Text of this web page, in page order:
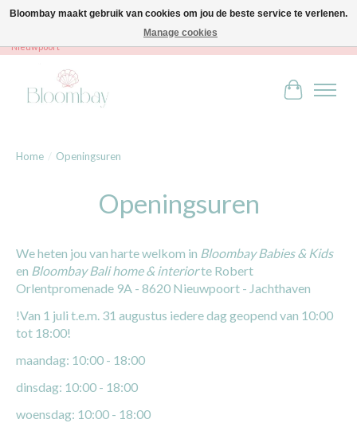
Bloombay - Babies & Kids - Bali home & interior - Robert Orlentpromenade 9A -
Nieuwpoort
Home / Openingsuren
Openingsuren
We heten jou van harte welkom in Bloombay Babies & Kids
en Bloombay Bali home & interiorte Robert
Orlentpromenade 9A - 8620 Nieuwpoort - Jachthaven
!Van 1 juli t.e.m. 31 augustus iedere dag geopend van 10:00
tot 18:00!
maandag: 10:00 - 18:00
dinsdag: 10:00 - 18:00
woensdag: 10:00 - 18:00
Bloombay maakt gebruik van cookies om jou de beste service te verlenen.
Manage cookies